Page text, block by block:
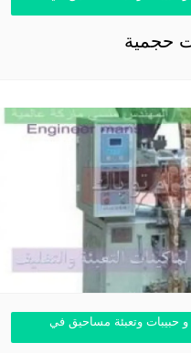
حجمية
و حبيبات وتعبئة مساحيق في